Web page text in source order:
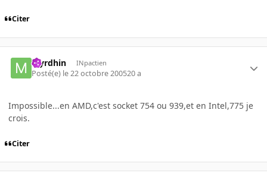
Citer
Myrdhin INpactien
Posté(e) le 22 octobre 200520 a
Impossible...en AMD,c'est socket 754 ou 939,et en Intel,775 je
crois.
Citer